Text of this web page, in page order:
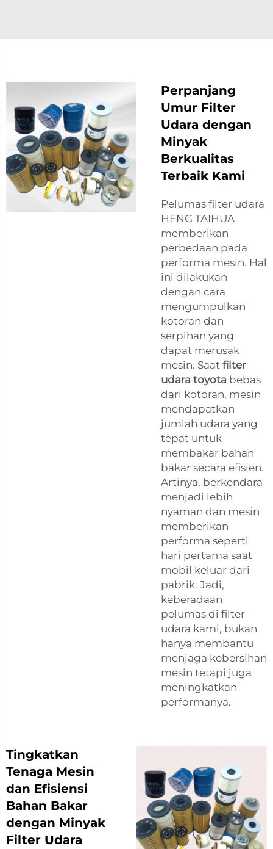
Perpanjang
Umur Filter
Udara dengan
Minyak
Berkualitas
Terbaik Kami
Pelumas filter udara
HENG TAIHUA
memberikan
perbedaan pada
performa mesin. Hal
ini dilakukan
dengan cara
mengumpulkan
kotoran dan
serpihan yang
dapat merusak
mesin. Saat filter
udara toyota bebas
dari kotoran, mesin
mendapatkan
jumlah udara yang
tepat untuk
membakar bahan
bakar secara efisien.
Artinya, berkendara
menjadi lebih
nyaman dan mesin
memberikan
performa seperti
hari pertama saat
mobil keluar dari
pabrik. Jadi,
keberadaan
pelumas di filter
udara kami, bukan
hanya membantu
menjaga kebersihan
mesin tetapi juga
meningkatkan
performanya.
Tingkatkan
Tenaga Mesin
dan Efisiensi
Bahan Bakar
dengan Minyak
Filter Udara